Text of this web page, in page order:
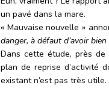
un pavé dans la mare.
« Mauvaise nouvelle »
danger, à défaut d’avoir
Dans cette étude, près
plan de reprise d’activité
existant n’est pas très utile.